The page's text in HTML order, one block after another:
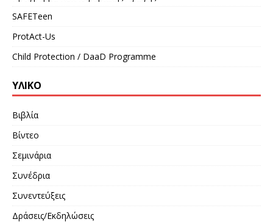
SAFETeen
ProtAct-Us
Child Protection / DaaD Programme
ΥΛΙΚΌ
Βιβλία
Βίντεο
Σεμινάρια
Συνέδρια
Συνεντεύξεις
Δράσεις/Εκδηλώσεις